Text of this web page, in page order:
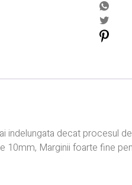
decat procesul
10mm, Marginii foarte fine